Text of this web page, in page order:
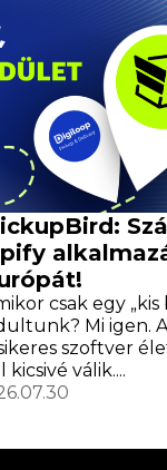
csak egy „kis
Mi igen.
szoftver
válik....